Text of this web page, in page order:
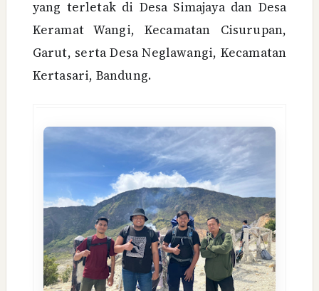
yang terletak di Desa Simajaya dan Desa
Keramat Wangi, Kecamatan Cisurupan,
Garut, serta Desa Neglawangi, Kecamatan
Kertasari, Bandung.